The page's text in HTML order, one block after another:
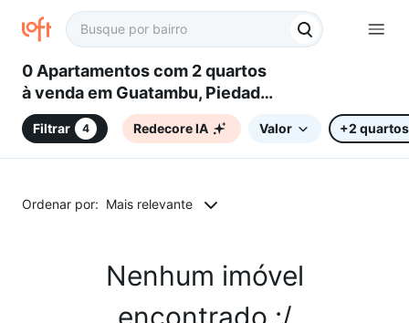
0 Apartamentos com 2 quartos
à venda em Guatambu, Piedade,
SP
Filtrar 4 Redecore IA Valor +2 quartos
Ordenar por: Mais relevante
Nenhum imóvel